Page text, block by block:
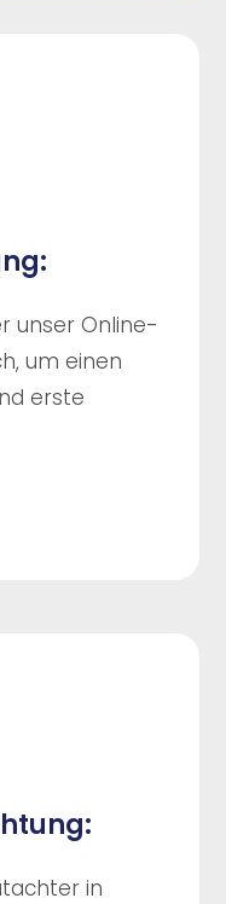
unser Online-
um einen
erste
in